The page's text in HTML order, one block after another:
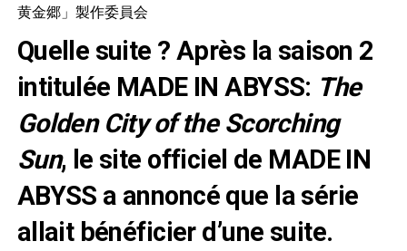
黄金郷」製作委員会
Quelle suite ? Après la saison 2
intitulée MADE IN ABYSS: The
Golden City of the Scorching
Sun, le site officiel de MADE IN
ABYSS a annoncé que la série
allait bénéficier d’une suite.